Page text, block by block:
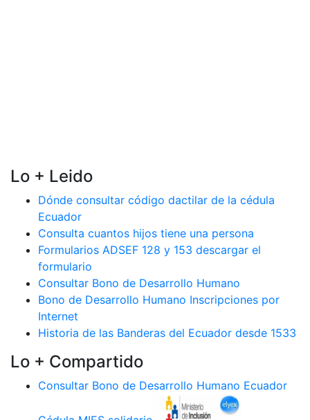
Lo + Leido
Dónde consultar código dactilar de la cédula
Ecuador
Consulta cuantos hijos tiene una persona
Formularios ADSEF 128 y 153 descargar el
formulario
Consultar Bono de Desarrollo Humano
Bono de Desarrollo Humano Inscripciones por
Internet
Historia de las Banderas del Ecuador desde 1533
Lo + Compartido
Consultar Bono de Desarrollo Humano Ecuador